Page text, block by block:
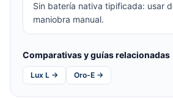
Sin batería nativa tipificada: usar
maniobra manual.
Comparativas y guías relacionadas
Lux L → Oro-E →